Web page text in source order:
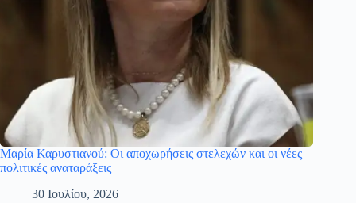
Μαρία Καρυστιανού: Οι αποχωρήσεις στελεχών και οι νέες
πολιτικές αναταράξεις
30 Ιουλίου, 2026